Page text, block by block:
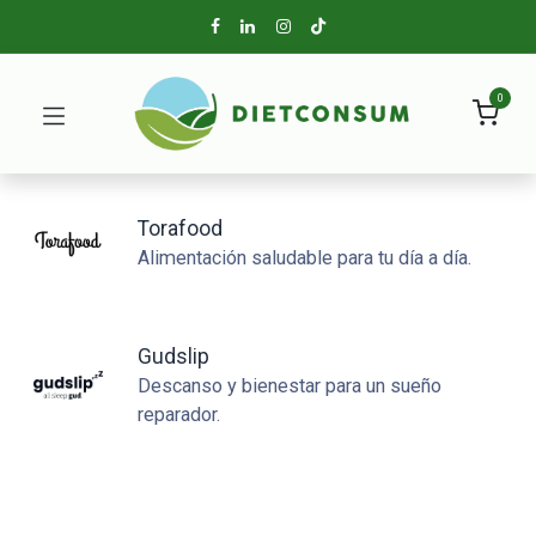
0
Torafood
Alimentación saludable para tu día a día.
Gudslip
Descanso y bienestar para un sueño
reparador.